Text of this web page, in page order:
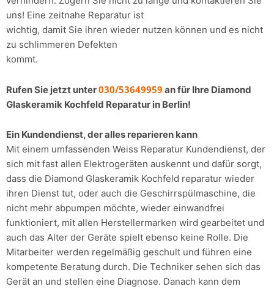
uns! Eine zeitnahe Reparatur ist
wichtig, damit Sie ihren wieder nutzen können und es nicht
zu schlimmeren Defekten
kommt.
Rufen Sie jetzt unter030/53649959 an für Ihre Diamond
Glaskeramik Kochfeld Reparatur in Berlin!
Ein Kundendienst, der alles reparieren kann
Mit einem umfassenden Weiss Reparatur Kundendienst, der
sich mit fast allen Elektrogeräten auskennt und dafür sorgt,
dass die Diamond Glaskeramik Kochfeld reparatur wieder
ihren Dienst tut, oder auch die Geschirrspülmaschine, die
nicht mehr abpumpen möchte, wieder einwandfrei
funktioniert, mit allen Herstellermarken wird gearbeitet und
auch das Alter der Geräte spielt ebenso keine Rolle. Die
Mitarbeiter werden regelmäßig geschult und führen eine
kompetente Beratung durch. Die Techniker sehen sich das
Gerät an und stellen eine Diagnose. Danach kann dem